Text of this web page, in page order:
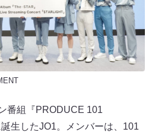
番組『PRODUCE 101
生したJO1。メンバーは、101